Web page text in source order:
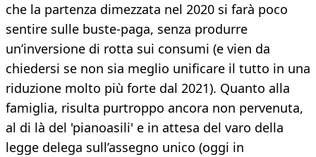
che la partenza dimezzata nel 2020 si farà poco
sentire sulle buste-paga, senza produrre
un’inversione di rotta sui consumi (e vien da
chiedersi se non sia meglio unificare il tutto in una
riduzione molto più forte dal 2021). Quanto alla
famiglia, risulta purtroppo ancora non pervenuta,
al di là del 'pianoasili' e in attesa del varo della
legge delega sull’assegno unico (oggi in